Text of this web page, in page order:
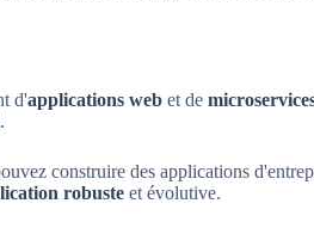
d'applications web et de
construire des applications
robuste et évolutive.